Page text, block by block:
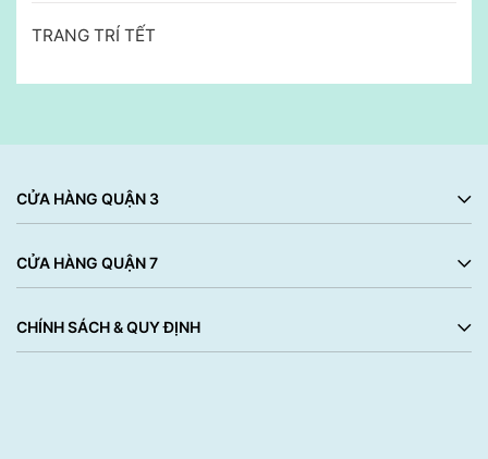
TRANG TRÍ TẾT
CỬA HÀNG QUẬN 3
CỬA HÀNG QUẬN 7
CHÍNH SÁCH & QUY ĐỊNH